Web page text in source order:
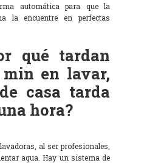
automática para que la
la encuentre en perfectas
qué tardan
en lavar,
casa tarda
hora?
al ser profesionales,
agua. Hay un sistema de